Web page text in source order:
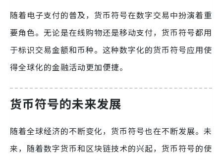
随着电子支付的普及，货币符号在数字交易中扮演着重
要角色。无论是在线购物还是移动支付，货币符号都用
于标识交易金额和币种。这种数字化的货币符号应用使
得全球化的金融活动更加便捷。
货币符号的未来发展
随着全球经济的不断变化，货币符号也在不断发展。未
来，随着数字货币和区块链技术的兴起，货币符号的使